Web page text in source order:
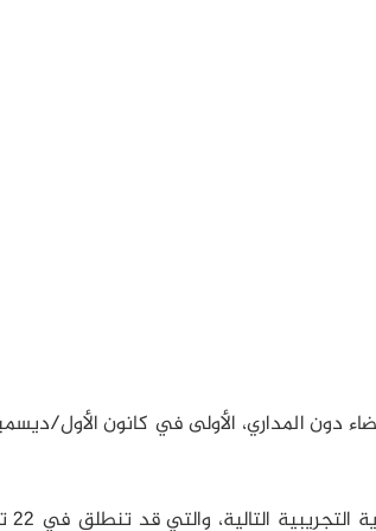
دون المداري، الأولى في كانون الأول/
تستعد شركة